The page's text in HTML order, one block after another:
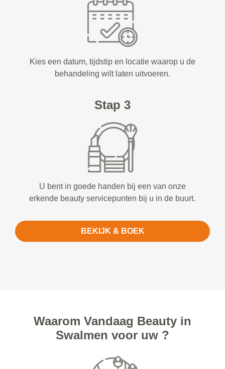
Kies een datum, tijdstip en locatie waarop u de
behandeling wilt laten uitvoeren.
Stap 3
U bent in goede handen bij een van onze
erkende beauty servicepunten bij u in de buurt.
BEKIJK & BOEK
Waarom Vandaag Beauty in
Swalmen voor uw ?